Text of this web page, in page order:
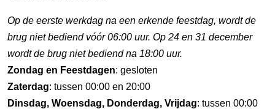
Op de eerste werkdag na een erkende feestdag, wordt de
brug niet bediend vóór 06:00 uur. Op 24 en 31 december
wordt de brug niet bediend na 18:00 uur.
Zondag en Feestdagen: gesloten
Zaterdag: tussen 00:00 en 20:00
Dinsdag, Woensdag, Donderdag, Vrijdag: tussen 00:00